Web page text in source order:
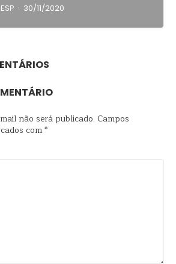
· 30/11/2020
não será publicado. Campos
com*